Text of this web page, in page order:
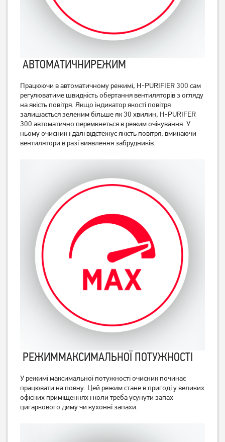
АВТОМАТИЧНИРЕЖИМ
Працюючи в автоматичному режимі, H-PURIFIER 300 сам
регулюватиме швидкість обертання вентиляторів з огляду
на якість повітря. Якщо індикатор якості повітря
залишається зеленим більше як 30 хвилин, H-PURIFER
300 автоматично перемкнеться в режим очікування. У
ньому очисник і далі відстежує якість повітря, вмикаючи
вентилятори в разі виявлення забрудників.
РЕЖИММАКСИМАЛЬНОЇ ПОТУЖНОСТI
У режимі максимальної потужності очисник починає
працювати на повну. Цей режим стане в пригоді у великих
офісних приміщеннях і коли треба усунути запах
цигаркового диму чи кухонні запахи.